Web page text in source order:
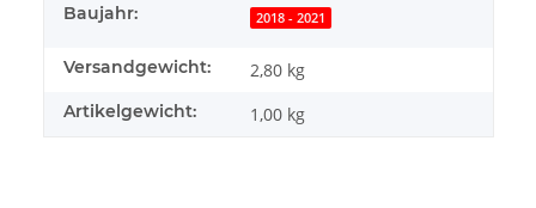
Baujahr: 2018 - 2021
Versandgewicht: 2,80 kg
Artikelgewicht: 1,00 kg